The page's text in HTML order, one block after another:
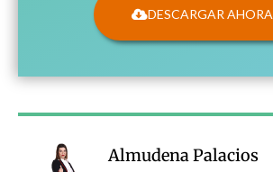
DESCARGAR AHORA
Almudena Palacios